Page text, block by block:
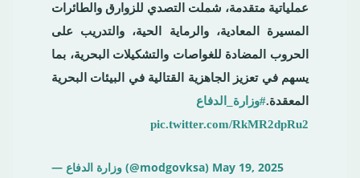
عملياتية متقدمة، شملت التصدي للزوارق والطائرات
المسيرة المعادية، والرماية الحية، والتدريب على
الحروب المضادة للغواصات والتشكيلات البحرية، بما
يسهم في تعزيز الجاهزية القتالية في البيئات البحرية
المعقدة.#وزارة_الدفاع
pic.twitter.com/RkMR2dpRu2
— وزارة الدفاع (@modgovksa) May 19, 2025